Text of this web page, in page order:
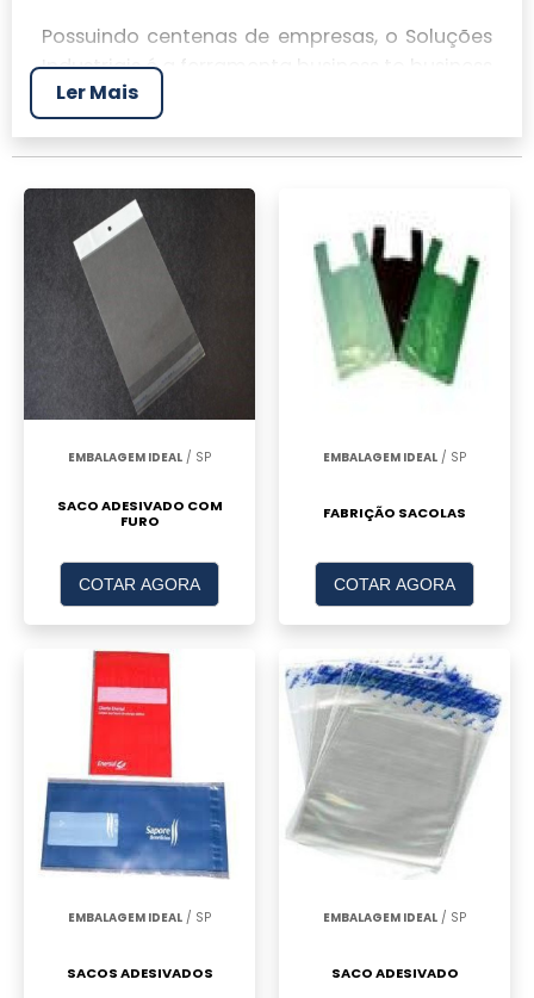
Possuindo centenas de empresas, o Soluções
Industriais é a ferramenta business to business
mais completo da área industrial. Para
realizar um orçamento de Fabrica de sacolas
plasticas personalizadas, clique em um ou
mais dos anuciantes a seguir:
Ler Mais
EMBALAGEM IDEAL / SP
SACO ADESIVADO COM
FURO
COTAR AGORA
EMBALAGEM IDEAL / SP
FABRIÇÃO SACOLAS
COTAR AGORA
EMBALAGEM IDEAL / SP
SACOS ADESIVADOS
EMBALAGEM IDEAL / SP
SACO ADESIVADO